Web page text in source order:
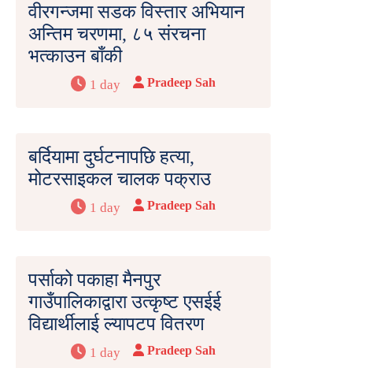
वीरगन्जमा सडक विस्तार अभियान
अन्तिम चरणमा, ८५ संरचना
भत्काउन बाँकी
1 day Pradeep Sah
बर्दियामा दुर्घटनापछि हत्या,
मोटरसाइकल चालक पक्राउ
1 day Pradeep Sah
पर्साको पकाहा मैनपुर
गाउँपालिकाद्वारा उत्कृष्ट एसईई
विद्यार्थीलाई ल्यापटप वितरण
1 day Pradeep Sah